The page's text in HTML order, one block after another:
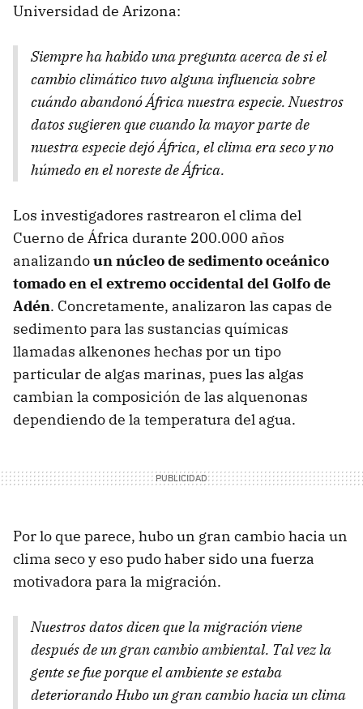
Universidad de Arizona:
Siempre ha habido una pregunta acerca de si el
cambio climático tuvo alguna influencia sobre
cuándo abandonó África nuestra especie. Nuestros
datos sugieren que cuando la mayor parte de
nuestra especie dejó África, el clima era seco y no
húmedo en el noreste de África.
Los investigadores rastrearon el clima del
Cuerno de África durante 200.000 años
analizandoun núcleo de sedimento oceánico
tomado en el extremo occidental del Golfo de
Adén. Concretamente, analizaron las capas de
sedimento para las sustancias químicas
llamadas alkenones hechas por un tipo
particular de algas marinas, pues las algas
cambian la composición de las alquenonas
dependiendo de la temperatura del agua.
Por lo que parece, hubo un gran cambio hacia un
clima seco y eso pudo haber sido una fuerza
motivadora para la migración.
Nuestros datos dicen que la migración viene
después de un gran cambio ambiental. Tal vez la
gente se fue porque el ambiente se estaba
deteriorando Hubo un gran cambio hacia un clima